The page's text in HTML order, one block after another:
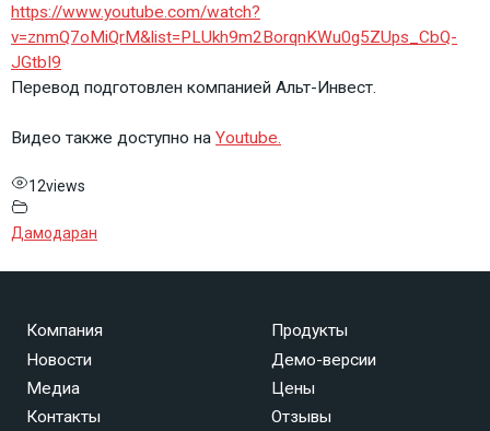
https://www.youtube.com/watch?
v=znmQ7oMiQrM&list=PLUkh9m2BorqnKWu0g5ZUps_CbQ-
JGtbI9
Перевод подготовлен компанией Альт-Инвест.
Видео также доступно на Youtube.
12views
Дамодаран
Компания
Новости
Медиа
Контакты
Продукты
Демо-версии
Цены
Отзывы